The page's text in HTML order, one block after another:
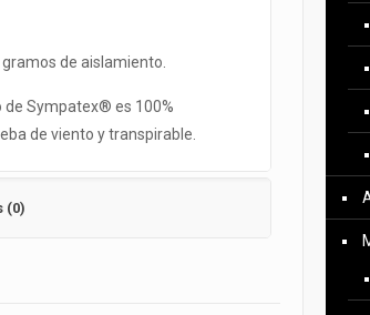
de aislamiento.
de Sympatex® es 100%
de viento y transpirable.
(0)